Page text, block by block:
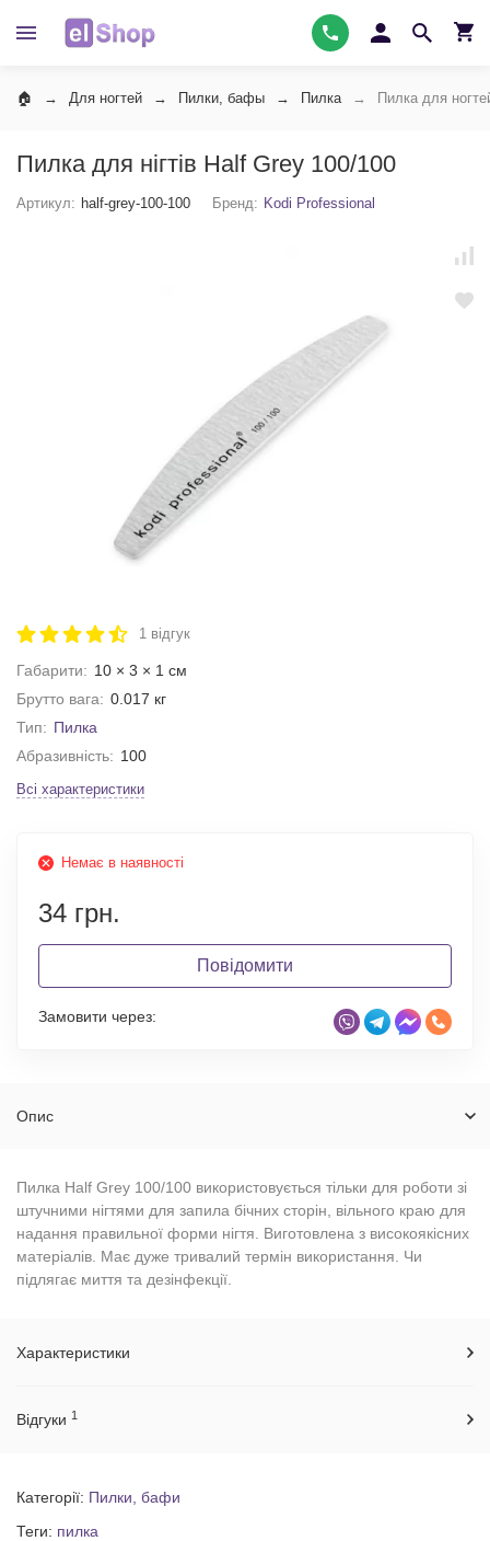
Для ногтей Пилки, бафы Пилка Пилка для
Пилка для нігтів Half Grey 100/100
Артикул: half-grey-100-100 Бренд: Kodi Professional
1 відгук
Габарити: 10 × 3 × 1 см
Брутто вага: 0.017 кг
Тип: Пилка
Абразивність: 100
Всі характеристики
Немає в наявності
34 грн.
Повідомити
Замовити через:
Опис
Пилка Half Grey 100/100 використовується тільки для роботи зі
штучними нігтями для запила бічних сторін, вільного краю для
надання правильної форми нігтя. Виготовлена з високоякісних
матеріалів. Має дуже тривалий термін використання. Чи
підлягає миття та дезінфекції.
Характеристики
Відгуки 1
Категорії: Пилки, бафи
Теги: пилка